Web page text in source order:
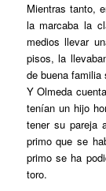
Mientras tanto,
la marcaba la
medios llevar
pisos, la
de buena familia
Y Olmeda
tenían un hijo
tener su pareja
primo que se
primo se ha
toro.